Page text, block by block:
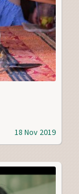
18 Nov 2019